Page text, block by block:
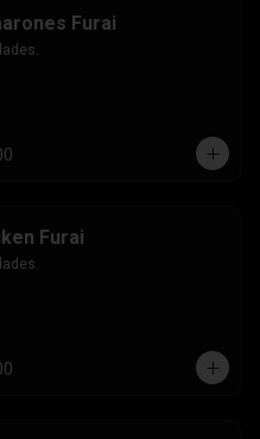
Furai
Furai